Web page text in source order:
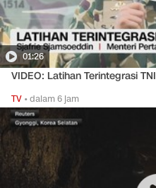
01:26
VIDEO: Latihan Terintegrasi TNI
TV •dalam 6 jam